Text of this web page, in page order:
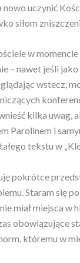
nowo uczynić
siłom
w
– nawet jeśli
wstecz,
kilka uwag,
Parolinem i
tekstu w
pokrótce
Staram się
miał miejsca w
obowiązujące
któremu w